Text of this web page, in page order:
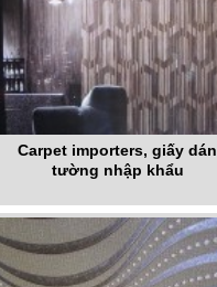
Carpet importers, giấy dán
tường nhập khẩu